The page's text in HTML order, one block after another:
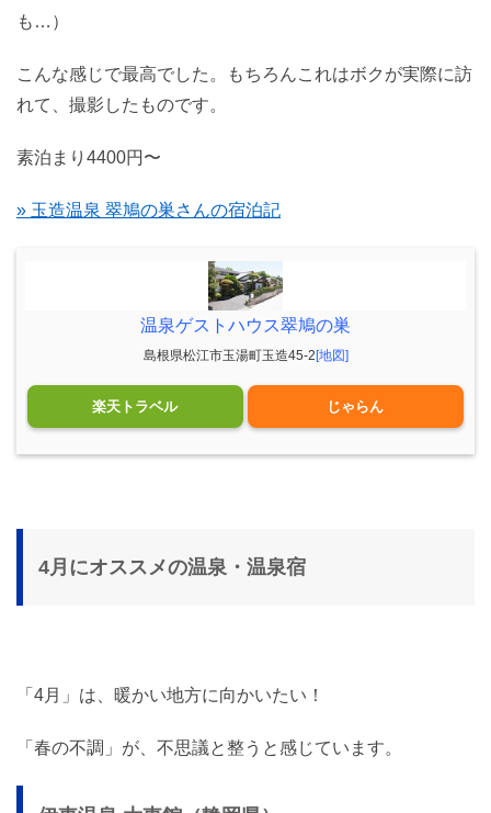
も…）
こんな感じで最高でした。もちろんこれはボクが実際に訪
れて、撮影したものです。
素泊まり4400円〜
» 玉造温泉 翠鳩の巣さんの宿泊記
温泉ゲストハウス翠鳩の巣
島根県松江市玉湯町玉造45-2[地図]
楽天トラベル じゃらん
4月にオススメの温泉・温泉宿
「4月」は、暖かい地方に向かいたい！
「春の不調」が、不思議と整うと感じています。